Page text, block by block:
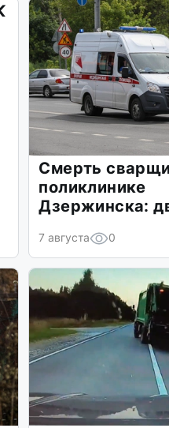
Смерть
поликлинике
Дзержинска:
7 августа 0